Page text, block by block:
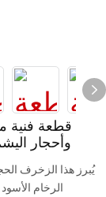
قطعة فنية
وأحجار
يُبرز هذا الزخرف
الرخام